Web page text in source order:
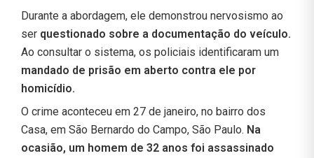
Durante a abordagem, ele demonstrou nervosismo ao
ser questionado sobre a documentação do veículo.
Ao consultar o sistema, os policiais identificaram um
mandado de prisão em aberto contra ele por
homicídio.
O crime aconteceu em 27 de janeiro, no bairro dos
Casa, em São Bernardo do Campo, São Paulo. Na
ocasião, um homem de 32 anos foi assassinado